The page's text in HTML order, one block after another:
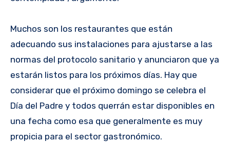
Muchos son los restaurantes que están
adecuando sus instalaciones para ajustarse a las
normas del protocolo sanitario y anunciaron que ya
estarán listos para los próximos días. Hay que
considerar que el próximo domingo se celebra el
Día del Padre y todos querrán estar disponibles en
una fecha como esa que generalmente es muy
propicia para el sector gastronómico.